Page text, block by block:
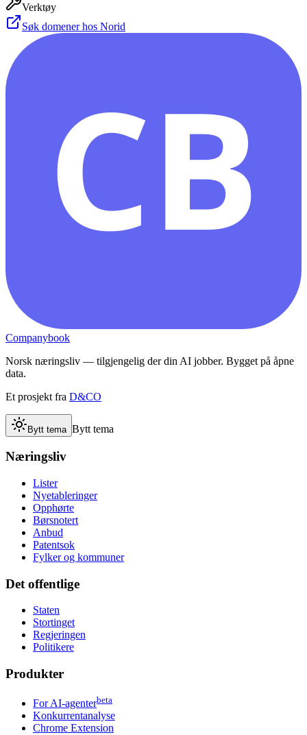
Verktøy
Søk domener hos Norid
CB
Companybook
Norsk næringsliv — tilgjengelig der din AI jobber. Bygget på åpne
data.
Et prosjekt fra D&CO
Bytt tema Bytt tema
Næringsliv
Lister
Nyetableringer
Opphørte
Børsnotert
Anbud
Patentsok
Fylker og kommuner
Det offentlige
Staten
Stortinget
Regjeringen
Politikere
Produkter
For AI-agenterbeta
Konkurrentanalyse
Chrome Extension